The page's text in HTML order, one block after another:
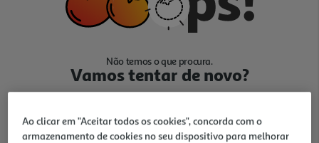
Não temos o que procura.
Vamos tentar de novo?
Ao clicar em "Aceitar todos os cookies", concorda com o
armazenamento de cookies no seu dispositivo para melhorar